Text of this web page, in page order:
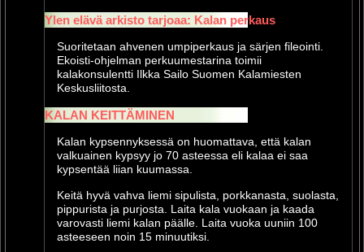
Ylen elävä arkisto tarjoaa: Kalan perkaus
Suoritetaan ahvenen umpiperkaus ja särjen fileointi.
Ekoisti-ohjelman perkuumestarina toimii
kalakonsulentti Ilkka Sailo Suomen Kalamiesten
Keskusliitosta.
KALAN KEITTÄMINEN
Kalan kypsennyksessä on huomattava, että kalan
valkuainen kypsyy jo 70 asteessa eli kalaa ei saa
kypsentää liian kuumassa.
Keitä hyvä vahva liemi sipulista, porkkanasta, suolasta,
pippurista ja purjosta. Laita kala vuokaan ja kaada
varovasti liemi kalan päälle. Laita vuoka uuniin 100
asteeseen noin 15 minuutiksi.